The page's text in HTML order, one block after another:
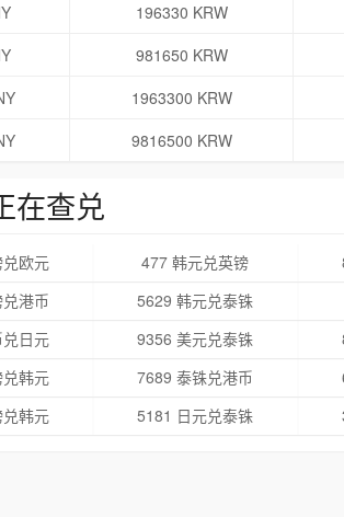
196330 KRW
981650 KRW
1963300 KRW
9816500 KRW
在查兑
欧元 477 韩元兑英镑
港币
5629 韩元兑泰铢
日元
9356 美元兑泰铢
韩元
7689 泰铢兑港币
韩元
5181 日元兑泰铢